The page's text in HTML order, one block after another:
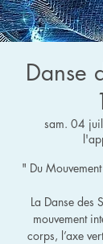
Danse
sam. 04
" Du
La Danse des
mouvement
corps, l’axe